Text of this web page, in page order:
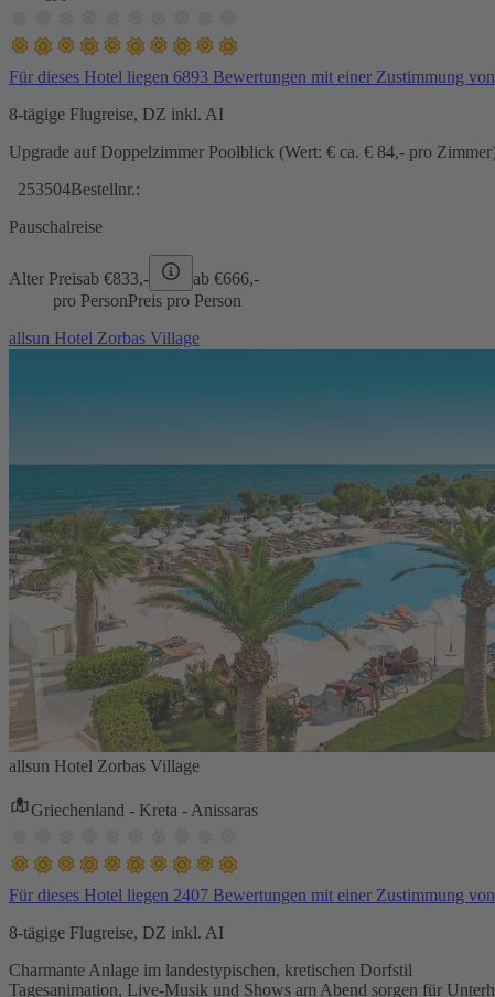
Für dieses Hotel liegen 6893 Bewertungen mit einer Zustimmung
8-tägige Flugreise, DZ inkl. AI
Upgrade auf Doppelzimmer Poolblick (Wert: € ca. € 84,- pro
253504Bestellnr.:
Pauschalreise
Alter Preisab €833,- ab €666,-
pro PersonPreis pro Person
allsun Hotel Zorbas Village
allsun Hotel Zorbas Village
Griechenland - Kreta - Anissaras
Für dieses Hotel liegen 2407 Bewertungen mit einer Zustimmung
8-tägige Flugreise, DZ inkl. AI
Charmante Anlage im landestypischen, kretischen Dorfstil
Tagesanimation, Live-Musik und Shows am Abend sorgen für